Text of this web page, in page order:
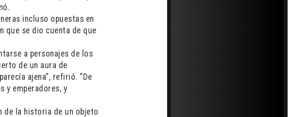
incluso opuestas en
que se dio cuenta de que
a personajes de los
de un aura de
ajena”, refirió. “De
y emperadores, y
de la historia de un objeto